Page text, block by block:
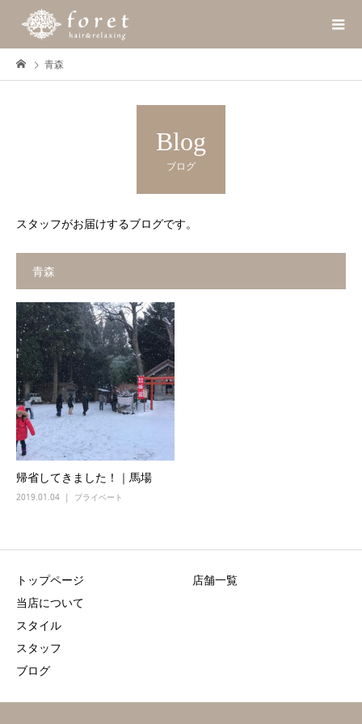
青森
Blog
ブログ
スタッフがお届けするブログです。
青森
帰省してきました！｜馬場
2019.01.04 プライベート
トップページ
当店について
スタイル
スタッフ
ブログ
店舗一覧